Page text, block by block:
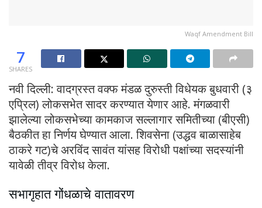
Waqf Amendment Bill
7
SHARES
नवी दिल्ली: वादग्रस्त वक्फ मंडळ दुरुस्ती विधेयक बुधवारी (३
एप्रिल) लोकसभेत सादर करण्यात येणार आहे. मंगळवारी
झालेल्या लोकसभेच्या कामकाज सल्लागार समितीच्या (बीएसी)
बैठकीत हा निर्णय घेण्यात आला. शिवसेना (उद्धव बाळासाहेब
ठाकरे गट)चे अरविंद सावंत यांसह विरोधी पक्षांच्या सदस्यांनी
यावेळी तीव्र विरोध केला.
सभागृहात गोंधळाचे वातावरण